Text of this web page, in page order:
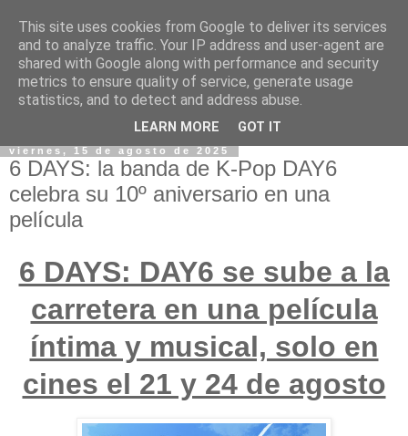
viernes, 15 de agosto de 2025
6 DAYS: la banda de K-Pop DAY6
celebra su 10º aniversario en una
película
6 DAYS: DAY6 se sube a la
carretera en una película
íntima y musical, solo en
cines el 21 y 24 de agosto
This site uses cookies from Google to deliver its services
and to analyze traffic. Your IP address and user-agent are
shared with Google along with performance and security
metrics to ensure quality of service, generate usage
statistics, and to detect and address abuse.
LEARN MORE GOT IT